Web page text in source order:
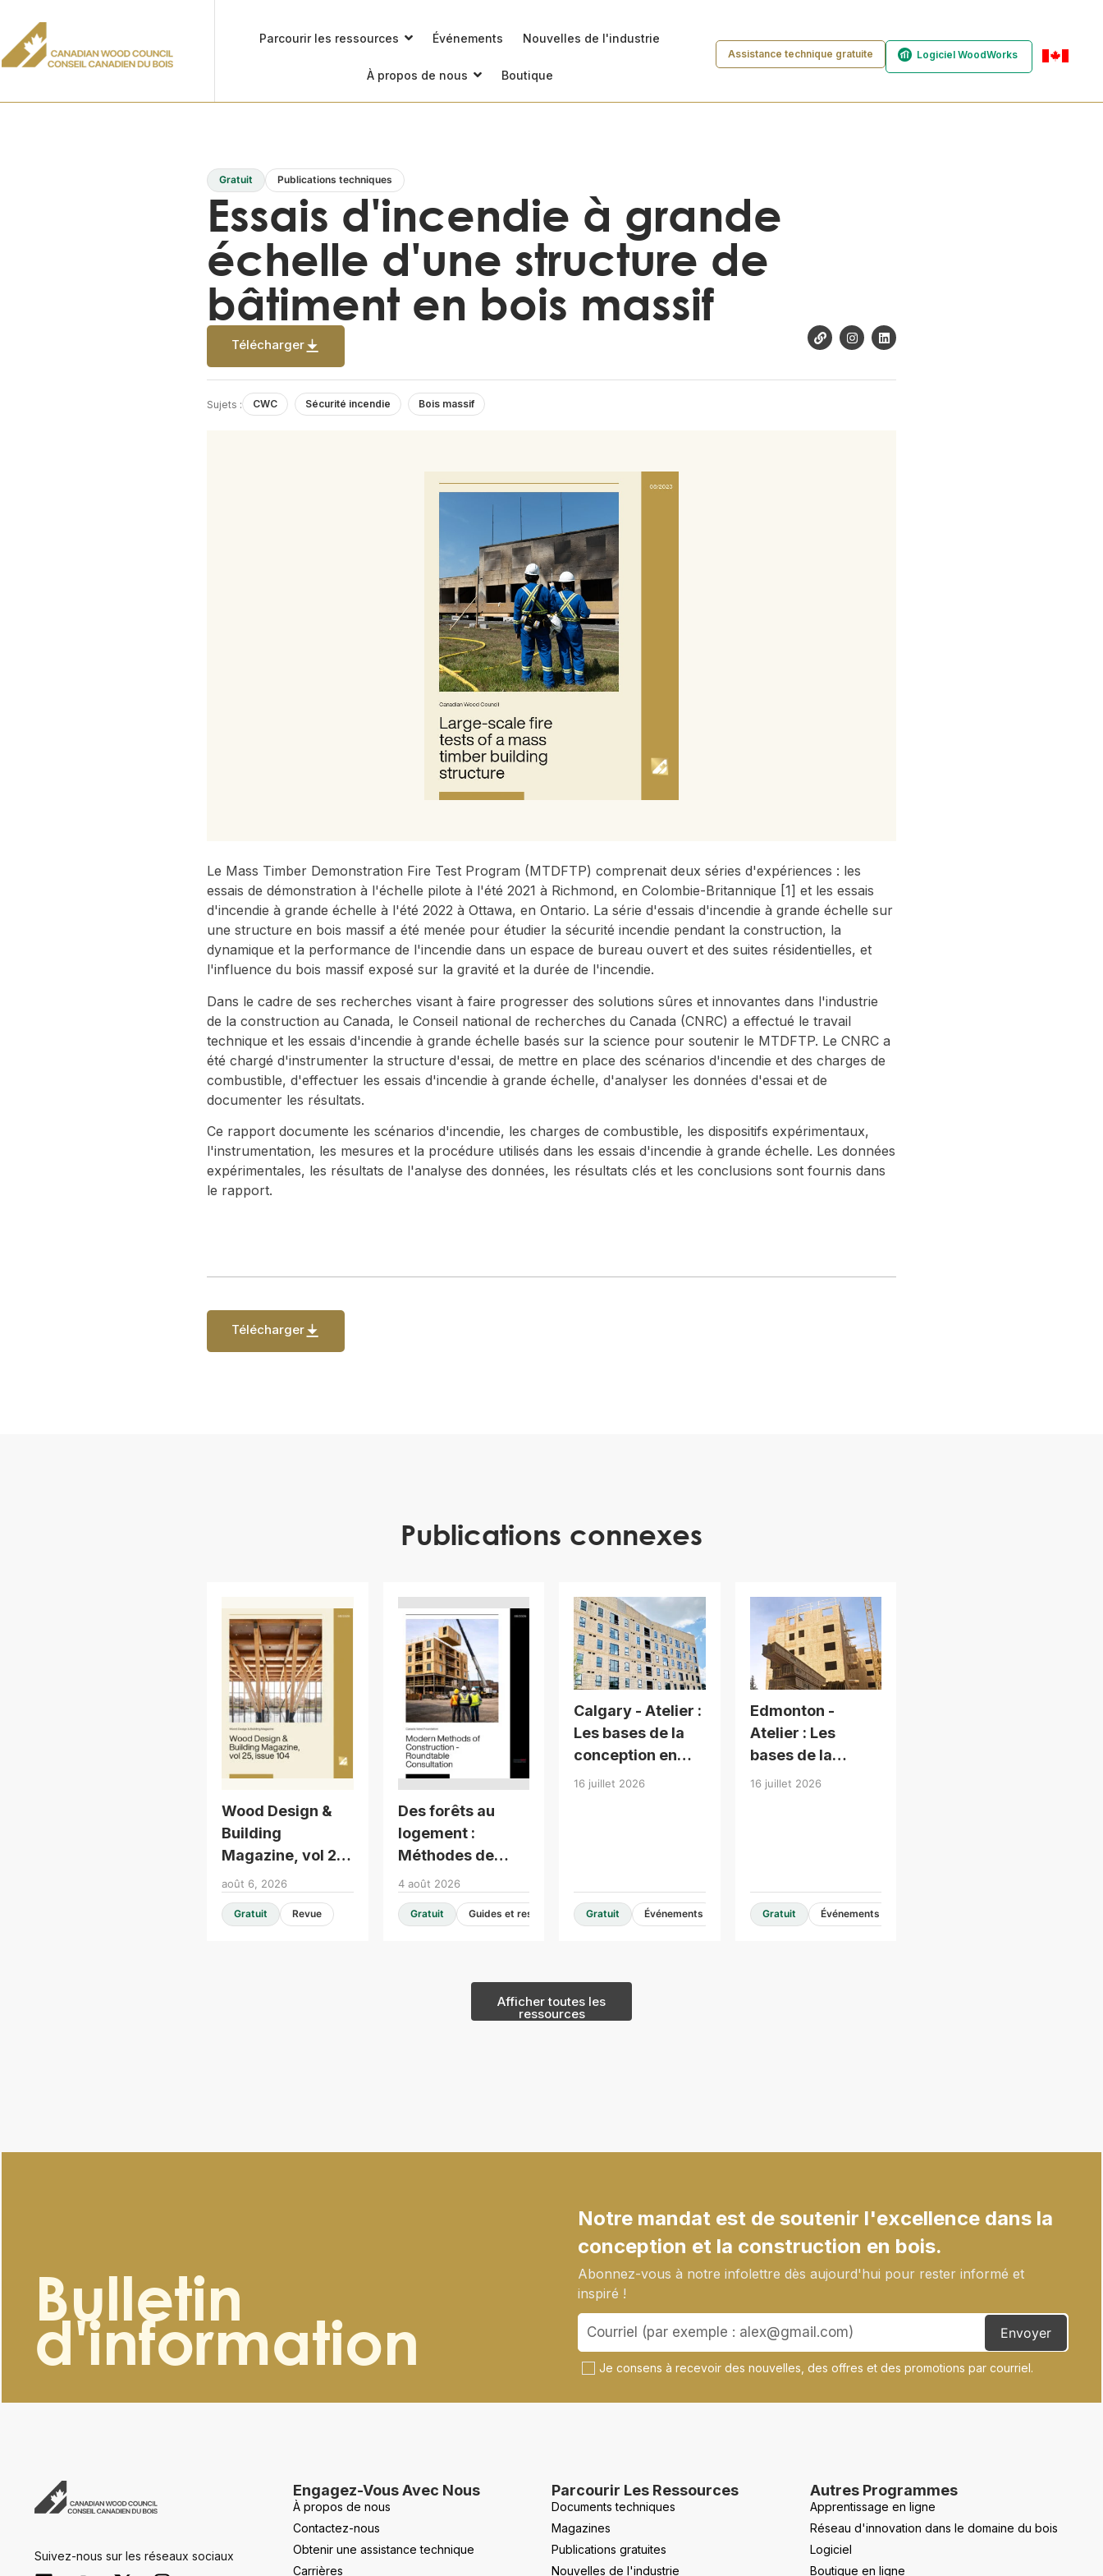
Parcourir les ressources Événements Nouvelles de l'industrie
À propos de nous Boutique
Assistance technique gratuite Logiciel WoodWorks
Gratuit Publications techniques
Essais d'incendie à grande
échelle d'une structure de
bâtiment en bois massif
Télécharger
Sujets : CWC Sécurité incendie Bois massif
Le Mass Timber Demonstration Fire Test Program (MTDFTP) comprenait deux séries d'expériences : les
essais de démonstration à l'échelle pilote à l'été 2021 à Richmond, en Colombie-Britannique [1] et les essais
d'incendie à grande échelle à l'été 2022 à Ottawa, en Ontario. La série d'essais d'incendie à grande échelle sur
une structure en bois massif a été menée pour étudier la sécurité incendie pendant la construction, la
dynamique et la performance de l'incendie dans un espace de bureau ouvert et des suites résidentielles, et
l'influence du bois massif exposé sur la gravité et la durée de l'incendie.
Dans le cadre de ses recherches visant à faire progresser des solutions sûres et innovantes dans l'industrie
de la construction au Canada, le Conseil national de recherches du Canada (CNRC) a effectué le travail
technique et les essais d'incendie à grande échelle basés sur la science pour soutenir le MTDFTP. Le CNRC a
été chargé d'instrumenter la structure d'essai, de mettre en place des scénarios d'incendie et des charges de
combustible, d'effectuer les essais d'incendie à grande échelle, d'analyser les données d'essai et de
documenter les résultats.
Ce rapport documente les scénarios d'incendie, les charges de combustible, les dispositifs expérimentaux,
l'instrumentation, les mesures et la procédure utilisés dans les essais d'incendie à grande échelle. Les données
expérimentales, les résultats de l'analyse des données, les résultats clés et les conclusions sont fournis dans
le rapport.
Télécharger
Publications connexes
Wood Design &
Building
Magazine, vol 25,
issue 104
août 6, 2026
Gratuit Revue
Des forêts au
logement :
Méthodes de
construction
modernes -
Consultation en
4 août 2026
Gratuit Guides et ressources de conception
Calgary - Atelier :
Les bases de la
conception en
bois pour
16 juillet 2026
Gratuit Événements
Edmonton -
Atelier : Les
bases de la
conception en
16 juillet 2026
Gratuit Événements
Afficher toutes les
ressources
Bulletin
d'information
Notre mandat est de soutenir l'excellence dans la
conception et la construction en bois.
Abonnez-vous à notre infolettre dès aujourd'hui pour rester informé et
inspiré !
Je consens à recevoir des nouvelles, des offres et des promotions par courriel.
Envoyer
Suivez-nous sur les réseaux sociaux
Engagez-Vous Avec Nous
À propos de nous
Contactez-nous
Obtenir une assistance technique
Carrières
Parcourir Les Ressources
Documents techniques
Magazines
Publications gratuites
Nouvelles de l'industrie
Autres Programmes
Apprentissage en ligne
Réseau d'innovation dans le domaine du bois
Logiciel
Boutique en ligne